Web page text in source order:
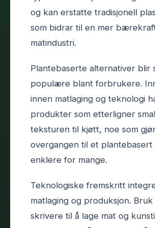
og kan erstatte tradisjonell
som bidrar til en mer
matindustri.
Plantebaserte alternativer blir
populære blant forbrukere.
innen matlaging og teknologi
produkter som etterligner
teksturen til kjøtt, noe som
overgangen til et plantebasert
enklere for mange.
Teknologiske fremskritt
matlaging og produksjon. Bruk
skrivere til å lage mat og